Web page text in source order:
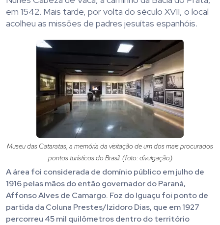
em 1542. Mais tarde, por volta do século XVII, o local
acolheu as missões de padres jesuítas espanhóis.
Museu das Cataratas, a memória da visitação de um dos mais procurados
pontos turísticos do Brasil. (foto: divulgação)
A área foi considerada de domínio público em julho de
1916 pelas mãos do então governador do Paraná,
Affonso Alves de Camargo. Foz do Iguaçu foi ponto de
partida da Coluna Prestes/Izidoro Dias, que em 1927
percorreu 45 mil quilômetros dentro do território